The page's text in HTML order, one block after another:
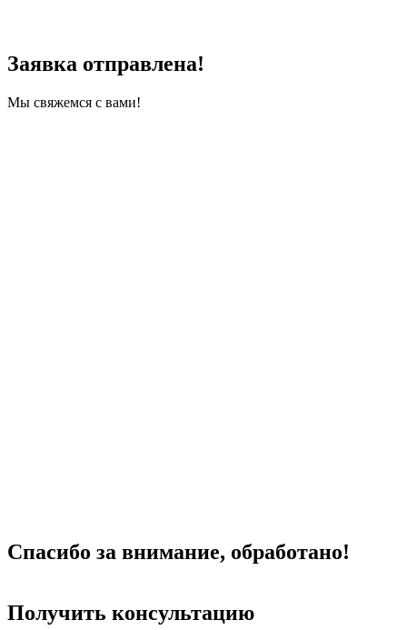
Заявка отправлена!
Мы свяжемся с вами!
Спасибо за внимание, обработано!
Получить консультацию